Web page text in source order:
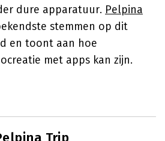
dure apparatuur. Pelpina
stemmen op dit
en toont aan hoe
met apps kan zijn.
Trip